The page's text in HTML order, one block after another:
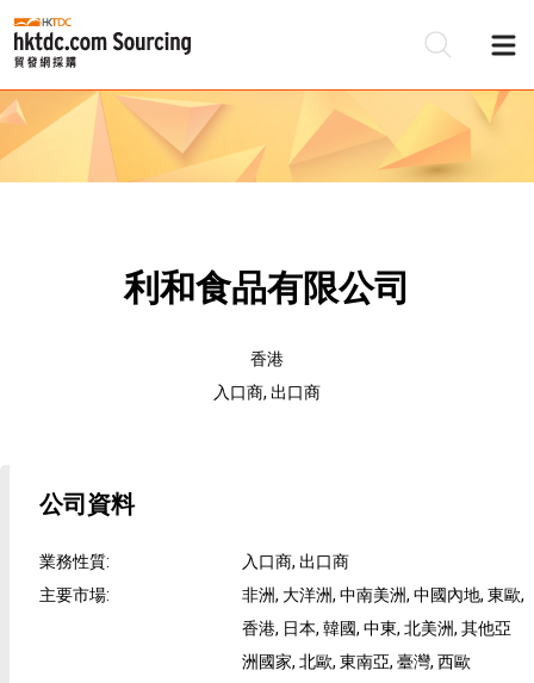
利和食品有限公司
香港
入口商, 出口商
公司資料
業務性質:
入口商, 出口商
主要市場:
非洲, 大洋洲, 中南美洲, 中國內地, 東歐,
香港, 日本, 韓國, 中東, 北美洲, 其他亞
洲國家, 北歐, 東南亞, 臺灣, 西歐